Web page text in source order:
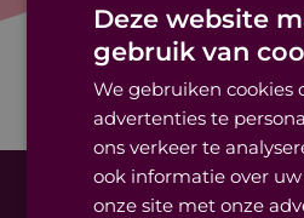
premiere in Theater
voorstelling tot en met
in verschillende theaters
Deze website
gebruik van
We gebruiken cookies
advertenties te
ons verkeer te
ook informatie over
onze site met onze